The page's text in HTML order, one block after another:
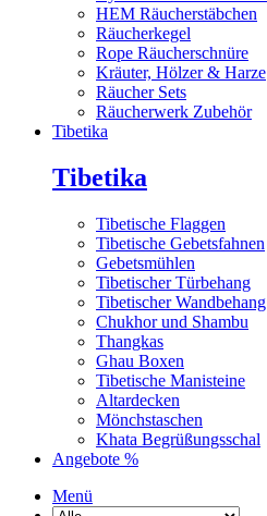
HEM Räucherstäbchen
Räucherkegel
Rope Räucherschnüre
Kräuter, Hölzer & Harze
Räucher Sets
Räucherwerk Zubehör
Tibetika
Tibetika
Tibetische Flaggen
Tibetische Gebetsfahnen
Gebetsmühlen
Tibetischer Türbehang
Tibetischer Wandbehang
Chukhor und Shambu
Thangkas
Ghau Boxen
Tibetische Manisteine
Altardecken
Mönchstaschen
Khata Begrüßungsschal
Angebote %
Menü